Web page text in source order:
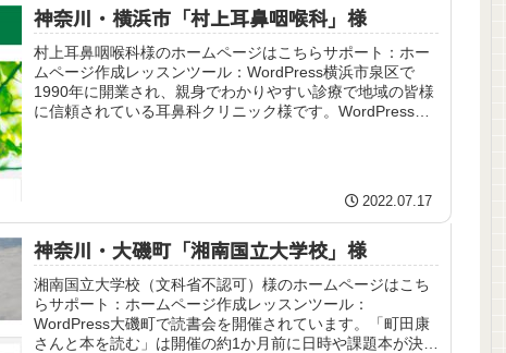
神奈川・横浜市「村上耳鼻咽喉科」様
村上耳鼻咽喉科様のホームページはこちらサポート：ホー
ムページ作成レッスンツール：WordPress横浜市泉区で
1990年に開業され、親身でわかりやすい診療で地域の皆様
に信頼されている耳鼻科クリニック様です。WordPressの
2022.07.17
神奈川・大磯町「湘南国立大学校」様
湘南国立大学校（文科省不認可）様のホームページはこち
らサポート：ホームページ作成レッスンツール：
WordPress大磯町で読書会を開催されています。「町田康
さんと本を読む」は開催の約1か月前に日時や課題本が決ま